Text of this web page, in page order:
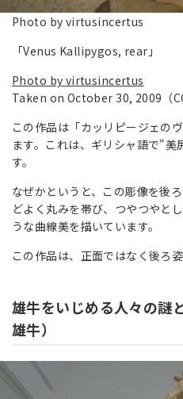
Photo by virtusincertus
「Venus Kallipygos, rear」
Photo by virtusincertus
Taken on October 30, 2009（CC
この作品は「カッリピージェの
ます。これは、ギリシャ語で"
す。
なぜかというと、この彫像を後
どよく丸みを帯び、つやつやと
うな曲線美を描いています。
この作品は、正面ではなく後ろ
雄牛をいじめる人々の謎
雄牛）